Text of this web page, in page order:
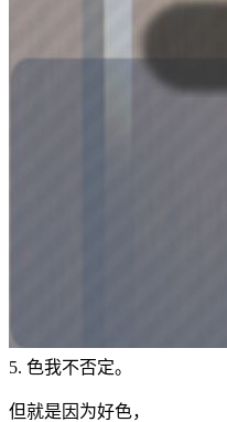
5. 色我不否定。
但就是因为好色，